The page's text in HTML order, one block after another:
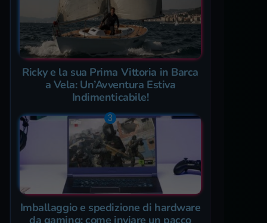
Ricky e la sua Prima Vittoria in Barca
a Vela: Un’Avventura Estiva
Indimenticabile!
Imballaggio e spedizione di hardware
da gaming: come inviare un pacco